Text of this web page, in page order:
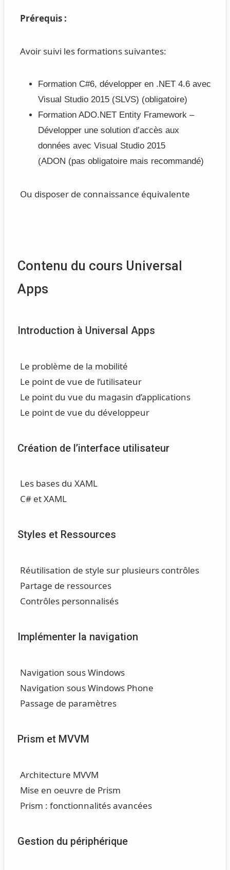
Prérequis :
Avoir suivi les formations suivantes:
Formation C#6, développer en .NET 4.6 avec
Visual Studio 2015 (SLVS) (obligatoire)
Formation ADO.NET Entity Framework –
Développer une solution d’accès aux
données avec Visual Studio 2015
(ADON (pas obligatoire mais recommandé)
Ou disposer de connaissance équivalente
Contenu du cours Universal
Apps
Introduction à Universal Apps
Le problème de la mobilité
Le point de vue de l’utilisateur
Le point du vue du magasin d’applications
Le point de vue du développeur
Création de l’interface utilisateur
Les bases du XAML
C# et XAML
Styles et Ressources
Réutilisation de style sur plusieurs contrôles
Partage de ressources
Contrôles personnalisés
Implémenter la navigation
Navigation sous Windows
Navigation sous Windows Phone
Passage de paramètres
Prism et MVVM
Architecture MVVM
Mise en oeuvre de Prism
Prism : fonctionnalités avancées
Gestion du périphérique